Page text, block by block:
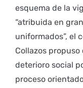
esquema de la
“atribuida en
uniformados”, el
Collazos
deterioro social
proceso